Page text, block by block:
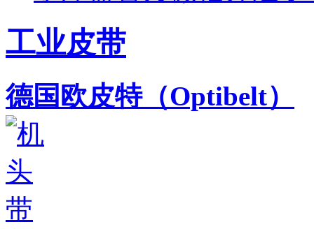
工业皮带
德国欧皮特（Optibelt）